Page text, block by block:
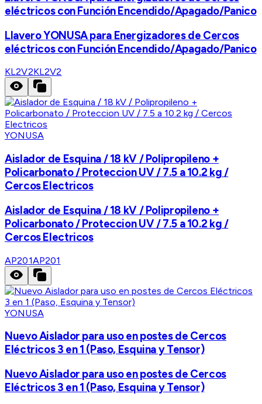
eléctricos con Función Encendido/Apagado/Panico
Llavero YONUSA para Energizadores de Cercos
eléctricos con Función Encendido/Apagado/Panico
KL2V2KL2V2
YONUSA
Aislador de Esquina / 18 kV / Polipropileno +
Policarbonato / Proteccion UV / 7.5 a 10.2 kg /
Cercos Electricos
Aislador de Esquina / 18 kV / Polipropileno +
Policarbonato / Proteccion UV / 7.5 a 10.2 kg /
Cercos Electricos
AP201AP201
YONUSA
Nuevo Aislador para uso en postes de Cercos
Eléctricos 3 en 1 (Paso, Esquina y Tensor)
Nuevo Aislador para uso en postes de Cercos
Eléctricos 3 en 1 (Paso, Esquina y Tensor)